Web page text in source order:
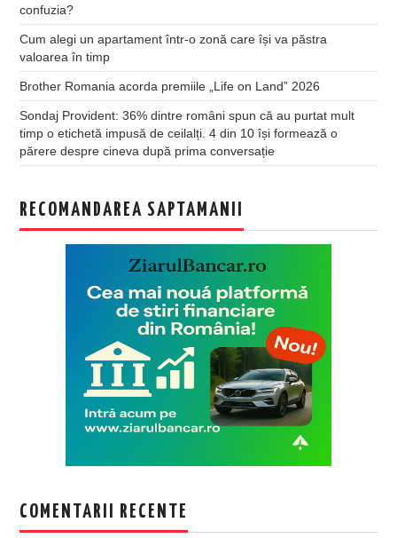
confuzia?
Cum alegi un apartament într-o zonă care își va păstra
valoarea în timp
Brother Romania acorda premiile „Life on Land” 2026
Sondaj Provident: 36% dintre români spun că au purtat mult
timp o etichetă impusă de ceilalți. 4 din 10 își formează o
părere despre cineva după prima conversație
RECOMANDAREA SAPTAMANII
COMENTARII RECENTE